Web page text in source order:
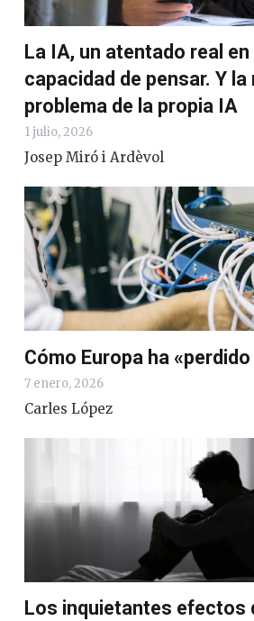
La IA, un atentado real
capacidad de pensar. Y la
problema de la propia IA
1 julio, 2026
Josep Miró i Ardèvol
Cómo Europa ha
7 enero, 2026
Carles López
Los inquietantes efectos